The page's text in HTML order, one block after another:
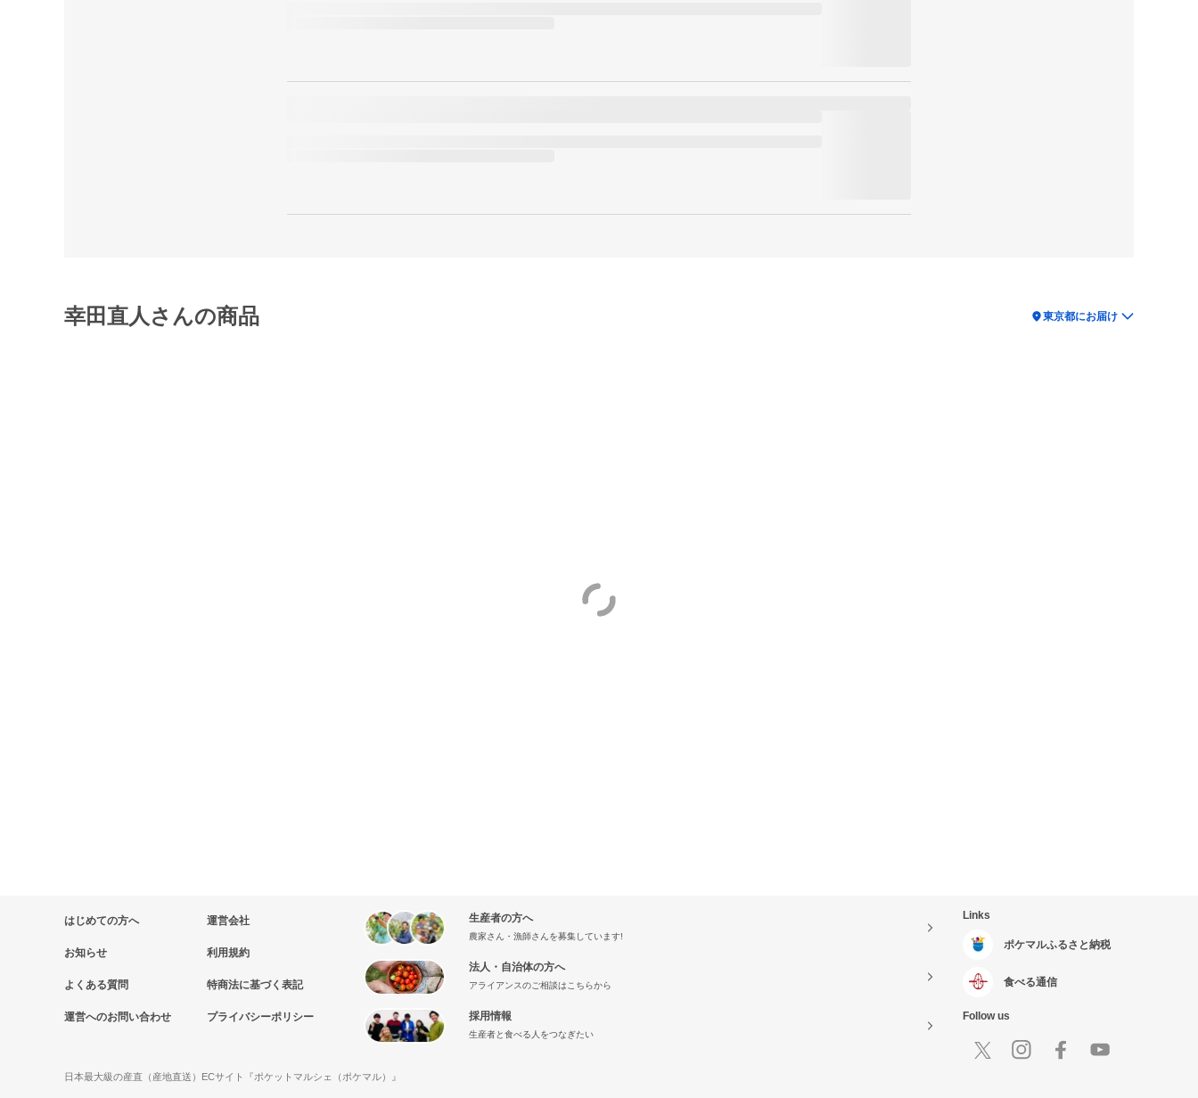
幸田直人さんの商品 location_on東京都にお届け
はじめての方へ
お知らせ
よくある質問
運営へのお問い合わせ
運営会社
利用規約
特商法に基づく表記
プライバシーポリシー
生産者の方へ
農家さん・漁師さんを募集しています!
法人・自治体の方へ
アライアンスのご相談はこちらから
採用情報
生産者と食べる人をつなぎたい
Links
ポケマルふるさと納税
食べる通信
Follow us
日本最大級の産直（産地直送）ECサイト『ポケットマルシェ（ポケマル）』